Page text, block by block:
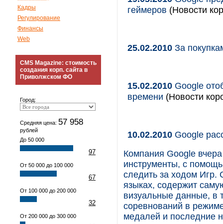
Кадры
Регулирование
Финансы
Web
CMS Magazine: стоимость
создания корп. сайта в
Приволжском ФО
Город:
Средняя цена: 57 958
рублей
До 50 000
97
От 50 000 до 100 000
67
От 100 000 до 200 000
32
От 200 000 до 300 000
геймеров (Новости
25.02.2010 За
15.02.2010 Google
времени (Новости
10.02.2010 Google
Компания Google
инструменты, с
следить за ходом Игр.
языках, содержит
визуальные данные, в
соревнований в
медалей и последние